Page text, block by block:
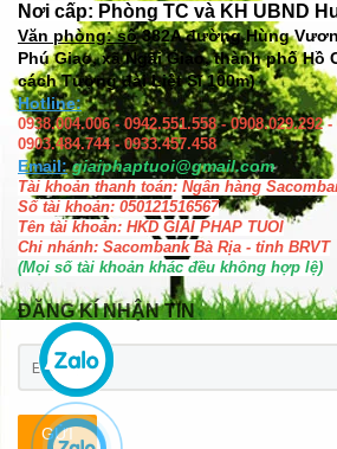
Nơi cấp: Phòng TC và KH UBND
Văn phòng: số382A đường Hùng
Phú Giao, xã Ngãi Giao, thành phố Hồ
cách Tượng đài Liệt Sĩ 100m)
Hotline:
0938.004.006 - 0942.551.558 - 0908.029.292
0903.484.744 - 0933.457.458
Email: giaiphaptuoi@gmail.com
Tài khoản thanh toán: Ngân hàng
Số tài khoản: 050121516567
Tên tài khoản: HKD GIAI PHAP TUOI
Chi nhánh: Sacombank Bà Rịa - tỉnh BRVT
(Mọi số tài khoản khác đều không hợp lệ)
ĐĂNG KÍ NHẬN TIN
GỬI